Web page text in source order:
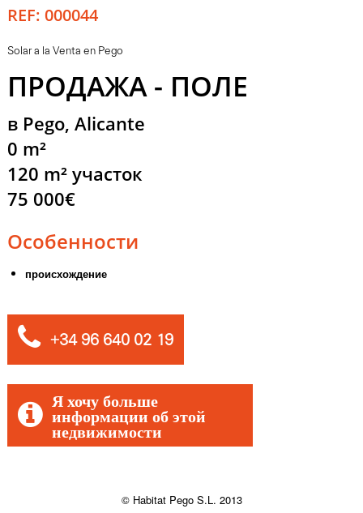
REF: 000044
Solar a la Venta en Pego
ПРОДАЖА - ПОЛЕ
в Pego, Alicante
0 m²
120 m² участок
75 000€
Особенности
происхождение
+34 96 640 02 19
Я хочу больше
информации об этой
недвижимости
© Habitat Pego S.L. 2013